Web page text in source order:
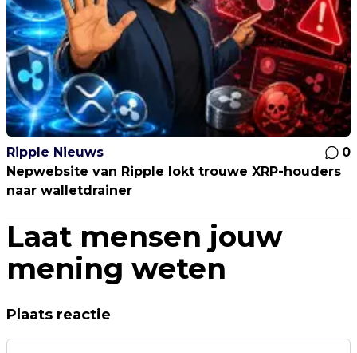
Ripple Nieuws
0
Nepwebsite van Ripple lokt trouwe XRP-houders
naar walletdrainer
Laat mensen jouw
mening weten
Plaats reactie